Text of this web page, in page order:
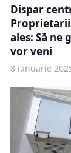
Dispar
ales: Să ne
vor veni
8 ianuarie